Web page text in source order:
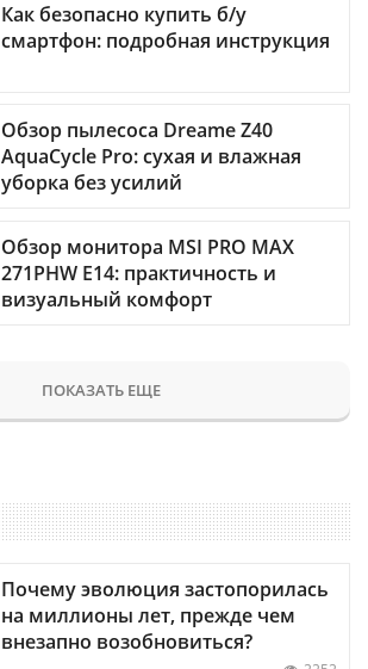
Как безопасно купить б/у
смартфон: подробная инструкция
Обзор пылесоса Dreame Z40
AquaCycle Pro: сухая и влажная
уборка без усилий
Обзор монитора MSI PRO MAX
271PHW E14: практичность и
визуальный комфорт
ПОКАЗАТЬ ЕЩЕ
Почему эволюция застопорилась
на миллионы лет, прежде чем
внезапно возобновиться?